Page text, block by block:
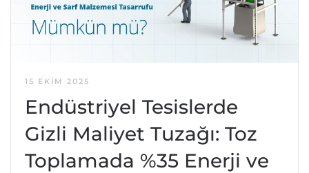
15 EKIM 2025
Endüstriyel Tesislerde
Gizli Maliyet Tuzağı: Toz
Toplamada %35 Enerji ve